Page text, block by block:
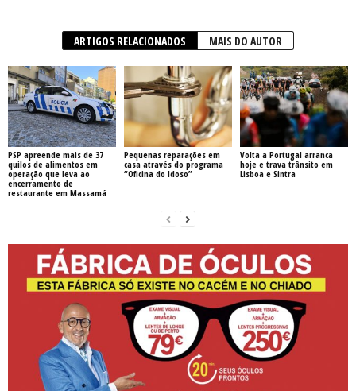
ARTIGOS RELACIONADOS MAIS DO AUTOR
PSP apreende mais de 37
quilos de alimentos em
operação que leva ao
encerramento de
restaurante em Massamá
Pequenas reparações em
casa através do programa
“Oficina do Idoso”
Volta a Portugal arranca
hoje e trava trânsito em
Lisboa e Sintra